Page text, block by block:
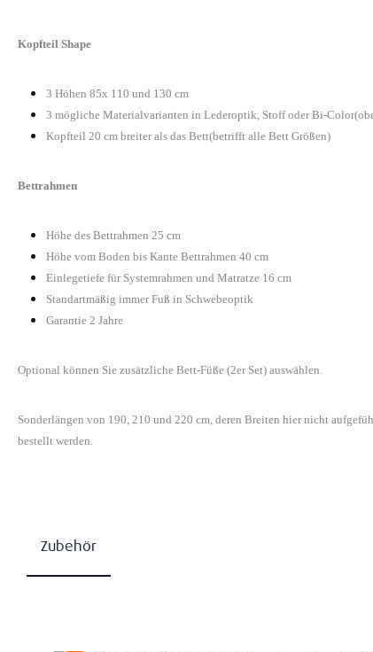
Kopfteil Shape
3 Höhen 85x 110 und 130 cm
3 mögliche Materialvarianten in Lederoptik, Stoff oder Bi-
Kopfteil 20 cm breiter als das Bett(betrifft alle Bett Größen)
Bettrahmen
Höhe des Bettrahmen 25 cm
Höhe vom Boden bis Kante Bettrahmen 40 cm
Einlegetiefe für Systemrahmen und Matratze 16 cm
Standartmäßig immer Fuß in Schwebeoptik
Garantie 2 Jahre
Optional können Sie zusätzliche Bett-Füße (2er Set) auswählen.
Sonderlängen von 190, 210 und 220 cm, deren Breiten hier nicht
bestellt werden.
Zubehör